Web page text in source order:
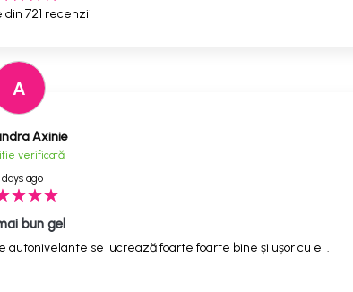
din 721 recenzii
A
Axinie
verificată
days ago
bun gel
autonivelante se lucrează foarte foarte bine și ușor cu el .